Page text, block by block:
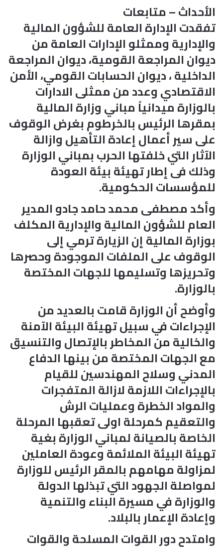
الأحداث – متابعات
تفقدت الإدارة العامة للشؤون المالية
والإدارية وممثلو الإدارات العامة من
ديوان المراجعة القومية، ديوان المراجعة
الداخلية ، ديوان الحسابات القومي، الأمن
الاقتصادي وعدد من ممثلى الادارات
بالوزارة ميدانياً مباني وزارة المالية
بمقرها الرئيس بالخرطوم بغرض الوقوف
على سير أعمال إعادة التأهيل وازالة
الآثار التي خلفتها الحرب بمباني الوزارة
وذلك فى إطار تهيئة بيئة العودة
للمؤسسات الحكومية.
وأكد مصطفى محمد حامد جادو المدير
العام للشؤون المالية والإدارية المكلف
بوزارة المالية إن الزيارة ترمي إلى
الوقوف على الملفات الموجودة وحصرها
وتحريزها وتسليمها للجهات المختصة
بالوزارة.
وأوضح أن الوزارة قامت بالعديد من
الإجراءات في سبيل تهيئة البيئة الآمنة
والخالية من المخاطر بالإتصال والتنسيق
مع الجهات المختصة من بينها الدفاع
المدني وسلاح المهندسين للقيام
بالإجراءات اللازمة لازالة المتفجرات
والمواد الخطرة وعمليات الرش
والتعقيم كمرحلة اولى تعقبها المرحلة
الخاصة بالصيانة لمباني الوزارة بغية
تهيئة البيئة الملائمة وعودة العاملين
لمزاولة مهامهم بالمقر الرئيس للوزارة
لمواصلة الجهود التي تبذلها الدولة
والوزارة في مسيرة البناء والتنمية
وإعادة الإعمار بالبلاد.
وامتدح دور القوات المسلحة والقوات